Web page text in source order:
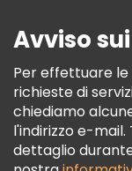
Termini E
Informativa Sui
Freetour Premi
Programma Di
Avviso
Per effettuare
richieste di
chiediamo
l'indirizzo e-
dettaglio